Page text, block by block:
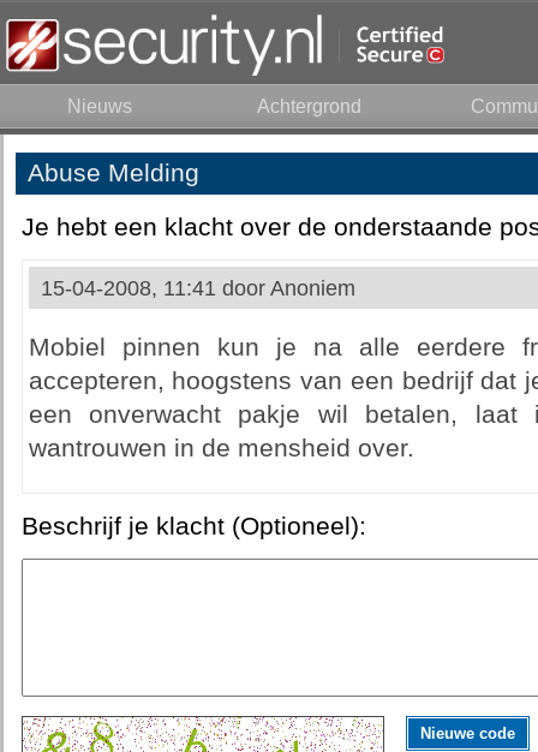
Nieuws Achtergrond
Abuse Melding
Je hebt een klacht over de onderstaande
15-04-2008, 11:41 door Anoniem
Mobiel pinnen kun je na alle eerdere
accepteren, hoogstens van een bedrijf dat
een onverwacht pakje wil betalen,
wantrouwen in de mensheid over.
Beschrijf je klacht (Optioneel):
Nieuwe code